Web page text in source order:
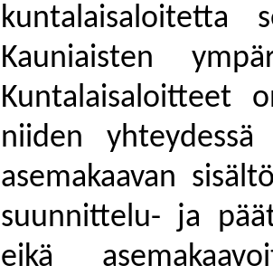
kuntalaisaloitetta
Kauniaisten
Kuntalaisaloitteet
niiden
asemakaavan
suunnittelu- ja
eikä